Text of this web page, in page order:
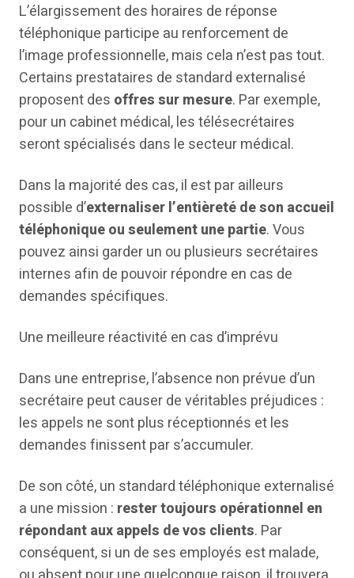
L’élargissement des horaires de réponse
téléphonique participe au renforcement de
l’image professionnelle, mais cela n’est pas tout.
Certains prestataires de standard externalisé
proposent des offres sur mesure. Par exemple,
pour un cabinet médical, les télésecrétaires
seront spécialisés dans le secteur médical.
Dans la majorité des cas, il est par ailleurs
possible d’externaliser l’entièreté de son accueil
téléphonique ou seulement une partie. Vous
pouvez ainsi garder un ou plusieurs secrétaires
internes afin de pouvoir répondre en cas de
demandes spécifiques.
Une meilleure réactivité en cas d’imprévu
Dans une entreprise, l’absence non prévue d’un
secrétaire peut causer de véritables préjudices :
les appels ne sont plus réceptionnés et les
demandes finissent par s’accumuler.
De son côté, un standard téléphonique externalisé
a une mission : rester toujours opérationnel en
répondant aux appels de vos clients. Par
conséquent, si un de ses employés est malade,